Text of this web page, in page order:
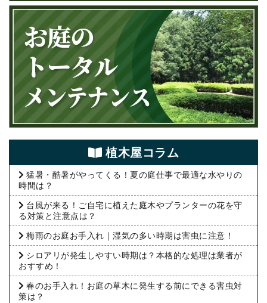
植⽊屋コラム
猛暑・酷暑がやってくる！夏の庭仕事で最適な水やりの
時間は？
台風が来る！ご自宅に植えた庭木やプランターの花を守
る対策と注意点は？
梅雨のお庭お手入れ｜湿気の多い時期は害虫に注意！
シロアリが発生しやすい時期は？本格的な処理は業者が
おすすめ！
春のお手入れ！お庭の草木に発生する前にできる害虫対
策は？